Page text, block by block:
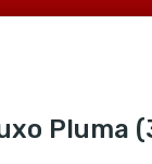
Pluma